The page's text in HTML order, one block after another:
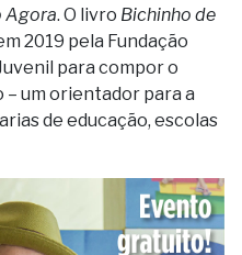
Agora. O livro Bichinho de
2019 pela Fundação
para compor o
um orientador para a
de educação, escolas